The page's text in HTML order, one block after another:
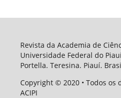
Revista da Academia de
Universidade Federal do
Portella. Teresina. Piauí.
Copyright © 2020 • Todos os
ACIPI